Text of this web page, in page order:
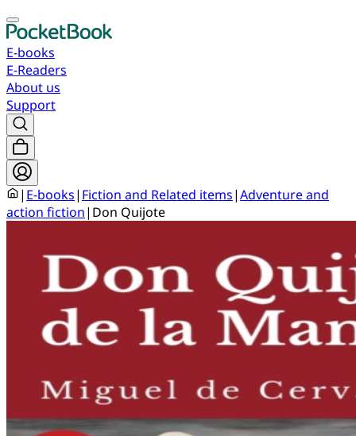
E-books
E-Readers
About us
Support
| E-books| Fiction and Related items|Adventure and
action fiction| Don Quijote